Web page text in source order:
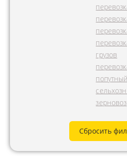
грузов
зерновоз
Сбросить